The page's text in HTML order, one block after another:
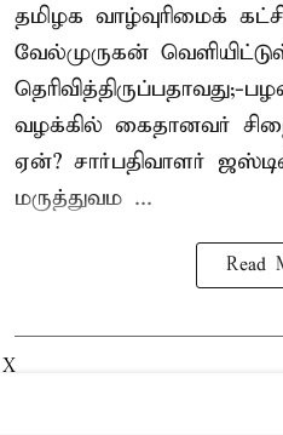
தமிழக வாழ்வுரிமைக்
வேல்முருகன்
தெரிவித்திருப்பதாவது;-
வழக்கில் கைதானவர்
ஏன்? சார்பதிவாளர்
மருத்துவம ...
Read
X